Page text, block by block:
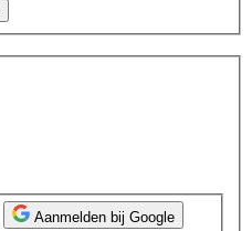
Aanmelden bij Google